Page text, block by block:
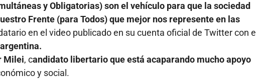
y Obligatorias) son el vehículo para que la sociedad
Frente (para Todos) que mejor nos represente en las
en el video publicado en su cuenta oficial de Twitter con el
Milei, candidato libertario que está acaparando mucho apoyo
y social.